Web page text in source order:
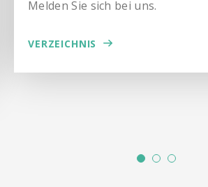
Melden Sie sich bei uns.
VERZEICHNIS